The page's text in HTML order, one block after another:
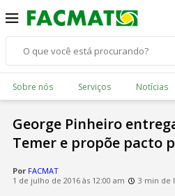
Sobre nós Serviços Notícias
George Pinheiro
Temer e propõe pacto
Por FACMAT
1 de julho de 2016 às 12:00 am
3 min de